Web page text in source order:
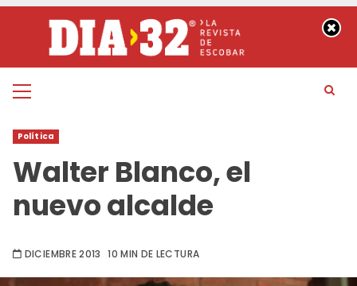
contenido
Menú
Política
Walter Blanco, el
nuevo alcalde
DICIEMBRE 2013 10 MIN DE LECTURA